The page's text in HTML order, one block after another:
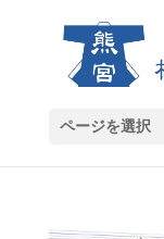
ページを選択